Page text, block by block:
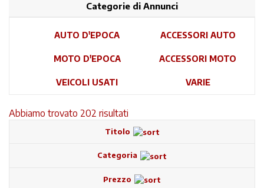
Categorie di Annunci
AUTO D'EPOCA ACCESSORI AUTO
MOTO D'EPOCA ACCESSORI MOTO
VEICOLI USATI VARIE
Abbiamo trovato 202 risultati
Titolo
Categoria
Prezzo